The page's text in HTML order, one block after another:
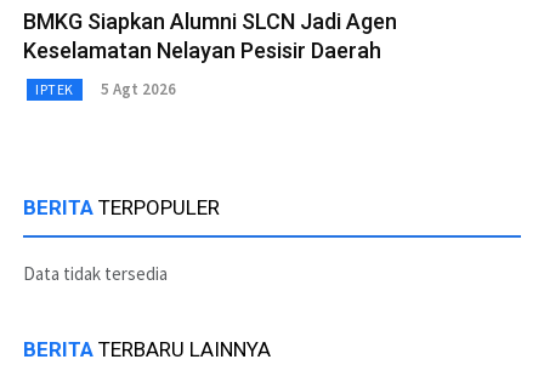
BMKG Siapkan Alumni SLCN Jadi Agen
Keselamatan Nelayan Pesisir Daerah
IPTEK 5 Agt 2026
BERITA TERPOPULER
Data tidak tersedia
BERITA TERBARU LAINNYA